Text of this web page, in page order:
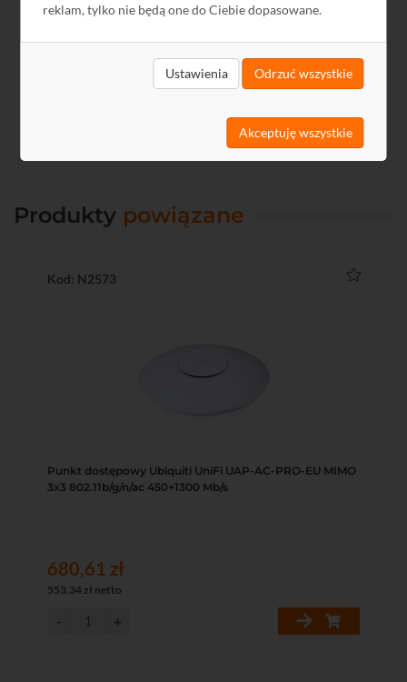
reklam, tylko nie będą one do Ciebie dopasowane.
Ustawienia Odrzuć wszystkie
Akceptuję wszystkie
Produkty powiązane
Kod: N2573
Punkt dostępowy Ubiquiti UniFi UAP-AC-PRO-EU MIMO
3x3 802.11b/g/n/ac 450+1300 Mb/s
680,61 zł
553,34 zł netto